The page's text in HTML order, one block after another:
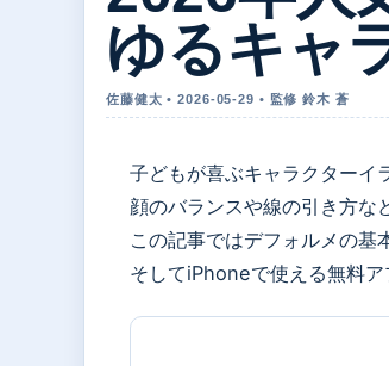
ゆるキャ
佐藤健太 • 2026-05-29 • 監修 鈴木 蒼
子どもが喜ぶキャラクターイ
顔のバランスや線の引き方な
この記事ではデフォルメの基
そしてiPhoneで使える無料ア